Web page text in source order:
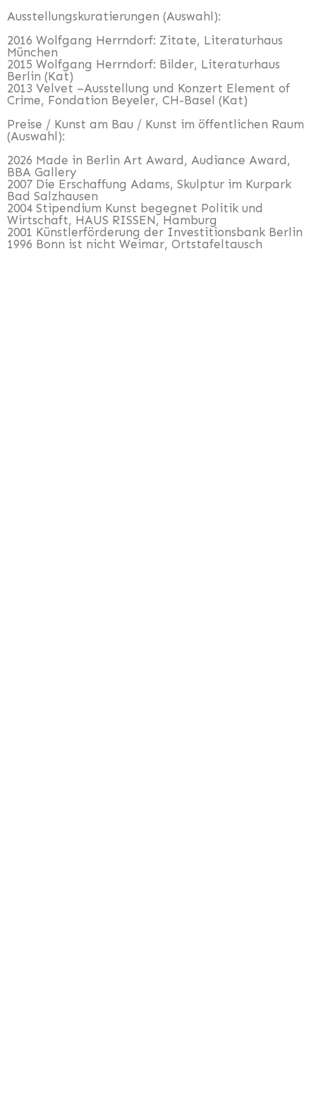
Ausstellungskuratierungen (Auswahl):
2016 Wolfgang Herrndorf: Zitate, Literaturhaus
München
2015 Wolfgang Herrndorf: Bilder, Literaturhaus
Berlin (Kat)
2013 Velvet –Ausstellung und Konzert Element of
Crime, Fondation Beyeler, CH-Basel (Kat)
Preise / Kunst am Bau / Kunst im öffentlichen Raum
(Auswahl):
2026 Made in Berlin Art Award, Audiance Award,
BBA Gallery
2007 Die Erschaffung Adams, Skulptur im Kurpark
Bad Salzhausen
2004 Stipendium Kunst begegnet Politik und
Wirtschaft, HAUS RISSEN, Hamburg
2001 Künstlerförderung der Investitionsbank Berlin
1996 Bonn ist nicht Weimar, Ortstafeltausch